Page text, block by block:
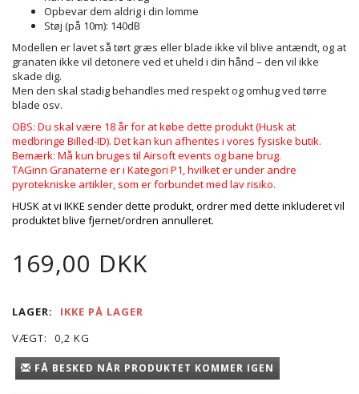
Opbevar dem aldrig i din lomme
Støj (på 10m): 140dB
Modellen er lavet så tørt græs eller blade ikke vil blive antændt, og at
granaten ikke vil detonere ved et uheld i din hånd – den vil ikke
skade dig.
Men den skal stadig behandles med respekt og omhug ved tørre
blade osv.
OBS: Du skal være 18 år for at købe dette produkt (Husk at
medbringe Billed-ID). Det kan kun afhentes i vores fysiske butik.
Bemærk: Må kun bruges til Airsoft events og bane brug.
TAGinn Granaterne er i Kategori P1, hvilket er under andre
pyrotekniske artikler, som er forbundet med lav risiko.
HUSK at vi IKKE sender dette produkt, ordrer med dette inkluderet vil
produktet blive fjernet/ordren annulleret.
169,00 DKK
LAGER:
IKKE PÅ LAGER
VÆGT:
0,2 KG
FÅ BESKED NÅR PRODUKTET KOMMER IGEN